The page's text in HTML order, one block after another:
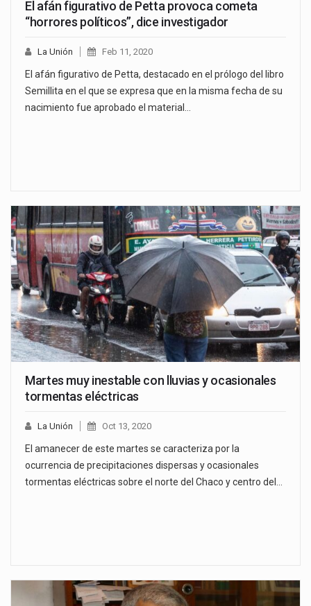
El afán figurativo de Petta provoca cometa
“horrores políticos”, dice investigador
La Unión Feb 11, 2020
El afán figurativo de Petta, destacado en el prólogo del libro
Semillita en el que se expresa que en la misma fecha de su
nacimiento fue aprobado el material…
Martes muy inestable con lluvias y ocasionales
tormentas eléctricas
La Unión Oct 13, 2020
El amanecer de este martes se caracteriza por la
ocurrencia de precipitaciones dispersas y ocasionales
tormentas eléctricas sobre el norte del Chaco y centro del…